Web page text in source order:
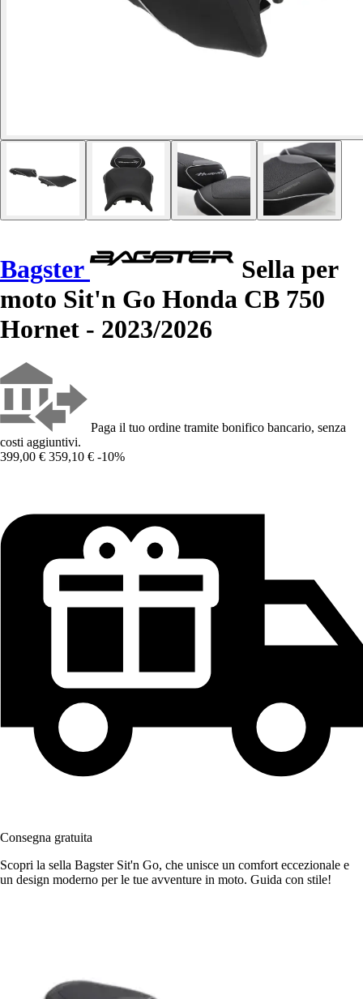
Bagster
Sella per
moto Sit'n Go Honda CB 750
Hornet - 2023/2026
Paga il tuo ordine tramite bonifico bancario, senza
costi aggiuntivi.
399,00 € 359,10 € -10%
Consegna gratuita
Scopri la sella Bagster Sit'n Go, che unisce un comfort eccezionale e
un design moderno per le tue avventure in moto. Guida con stile!